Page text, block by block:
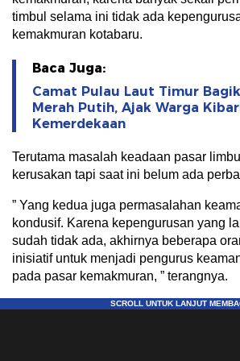
timbul selama ini tidak ada
kemakmuran kotabaru.
Baca Juga:
Camat Pulau Laut Timur
Merah Putih, Ajak Warga
Kemerdekaan
Terutama masalah keadaan pasar
kerusakan tapi saat ini belum ada
” Yang kedua juga permasalahan
kondusif. Karena kepengurusan yang
sudah tidak ada, akhirnya beberapa
inisiatif untuk menjadi pengurus
pada pasar kemakmuran, ” terangnya.